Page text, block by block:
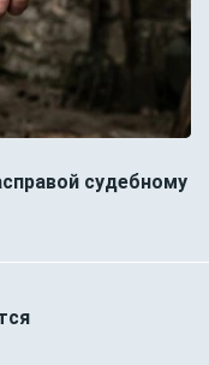
судебному